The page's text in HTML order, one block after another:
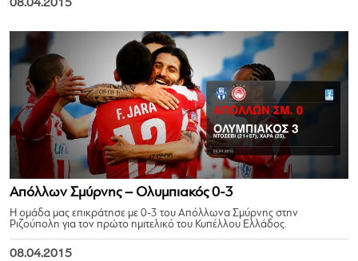
08.04.2015
Απόλλων Σμύρνης – Ολυμπιακός 0-3
Η ομάδα μας επικράτησε με 0-3 του Απόλλωνα Σμύρνης στην
Ριζούπολη για τον πρώτο ημιτελικό του Κυπέλλου Ελλάδος.
08.04.2015